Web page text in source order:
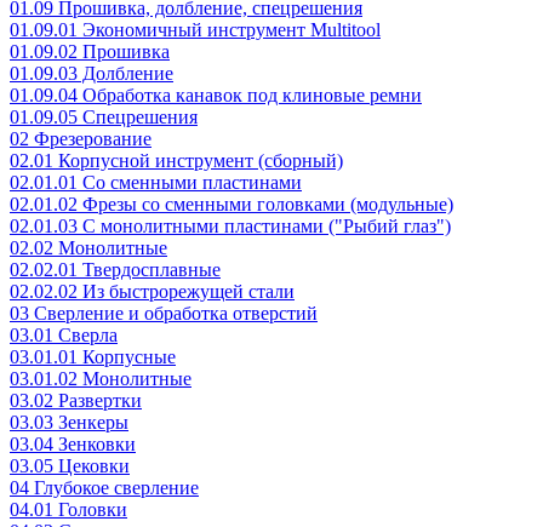
01.09 Прошивка, долбление, спецрешения
01.09.01 Экономичный инструмент Multitool
01.09.02 Прошивка
01.09.03 Долбление
01.09.04 Обработка канавок под клиновые ремни
01.09.05 Спецрешения
02 Фрезерование
02.01 Корпусной инструмент (сборный)
02.01.01 Со сменными пластинами
02.01.02 Фрезы со сменными головками (модульные)
02.01.03 С монолитными пластинами ("Рыбий глаз")
02.02 Монолитные
02.02.01 Твердосплавные
02.02.02 Из быстрорежущей стали
03 Сверление и обработка отверстий
03.01 Сверла
03.01.01 Корпусные
03.01.02 Монолитные
03.02 Развертки
03.03 Зенкеры
03.04 Зенковки
03.05 Цековки
04 Глубокое сверление
04.01 Головки